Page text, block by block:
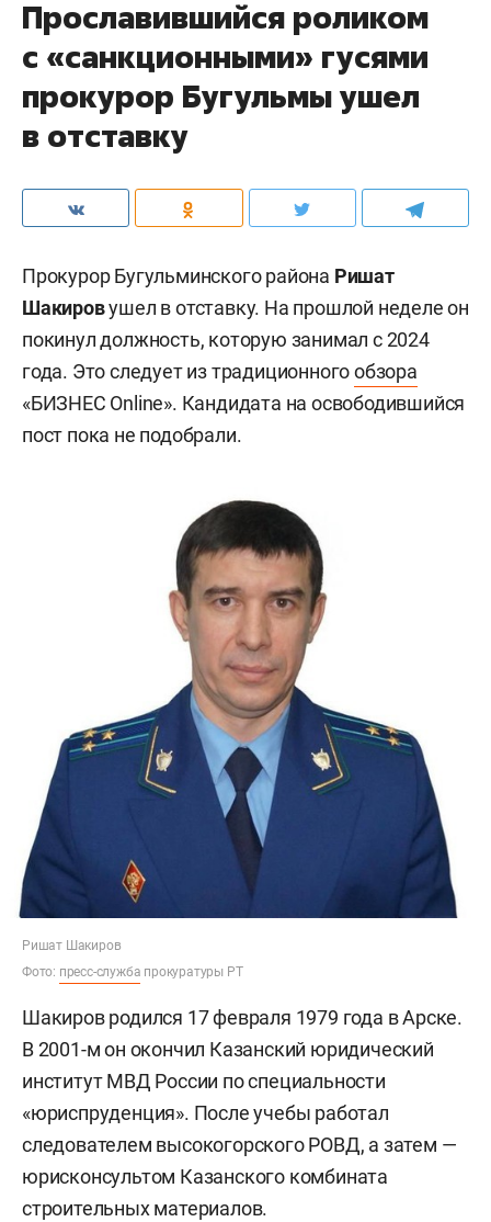
Прославившийся роликом
с «санкционными» гусями
прокурор Бугульмы ушел
в отставку
Прокурор Бугульминского района Ришат
Шакировушел в отставку. На прошлой неделе он
покинул должность, которую занимал с 2024
года. Это следует из традиционногообзора
«БИЗНЕС Online». Кандидата на освободившийся
пост пока не подобрали.
Ришат Шакиров
Фото: пресс-служба прокуратуры РТ
Шакиров родился 17 февраля 1979 года в Арске.
В 2001-м он окончил Казанский юридический
институт МВД России по специальности
«юриспруденция». После учебы работал
следователем высокогорского РОВД, а затем —
юрисконсультом Казанского комбината
строительных материалов.